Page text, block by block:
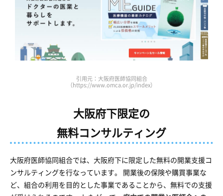
引用元：大阪府医師協同組合
（https://www.omca.or.jp/index）
大阪府下限定の
無料コンサルティング
大阪府医師協同組合では、大阪府下に限定した無料の開業支援コ
ンサルティングを行なっています。 開業後の保険や購買事業な
ど、組合の利用を目的とした事業であることから、無料での支援